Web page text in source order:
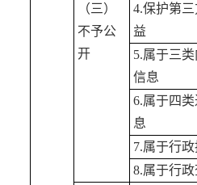
（三）
不予公
开
4.保护第
益
5.属于三
信息
6.属于四
息
7.属于行
8.属于行